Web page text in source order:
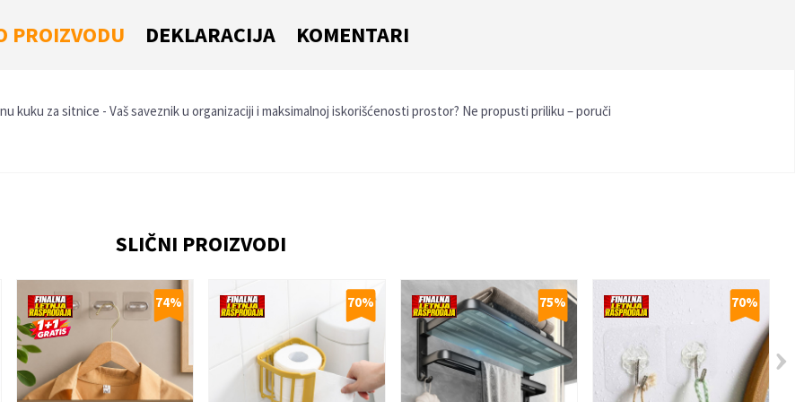
PROIZVODU DEKLARACIJA KOMENTARI
kuku za sitnice - Vaš saveznik u organizaciji i maksimalnoj iskorišćenosti prostor? Ne propusti priliku – poruči
je 4 + 1 :
SLIČNI PROIZVODI
74% 70% 75% 70%